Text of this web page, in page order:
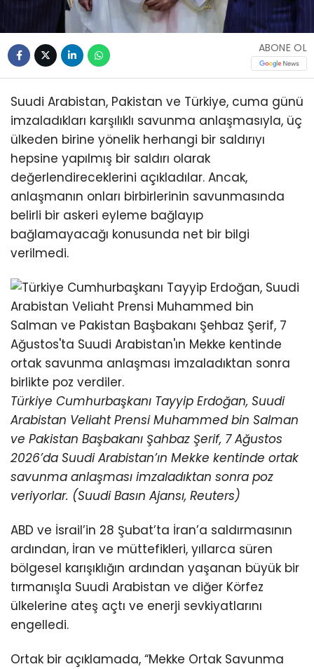
ABONE OL
Suudi Arabistan, Pakistan ve Türkiye, cuma günü
imzaladıkları karşılıklı savunma anlaşmasıyla, üç
ülkeden birine yönelik herhangi bir saldırıyı
hepsine yapılmış bir saldırı olarak
değerlendireceklerini açıkladılar. Ancak,
anlaşmanın onları birbirlerinin savunmasında
belirli bir askeri eyleme bağlayıp
bağlamayacağı konusunda net bir bilgi
verilmedi.
Türkiye Cumhurbaşkanı Tayyip Erdoğan, Suudi
Arabistan Veliaht Prensi Muhammed bin Salman
ve Pakistan Başbakanı Şahbaz Şerif, 7 Ağustos
2026’da Suudi Arabistan’ın Mekke kentinde ortak
savunma anlaşması imzaladıktan sonra poz
veriyorlar. (Suudi Basın Ajansı, Reuters)
ABD ve İsrail’in 28 Şubat’ta İran’a saldırmasının
ardından, İran ve müttefikleri, yıllarca süren
bölgesel karışıklığın ardından yaşanan büyük bir
tırmanışla Suudi Arabistan ve diğer Körfez
ülkelerine ateş açtı ve enerji sevkiyatlarını
engelledi.
Ortak bir açıklamada, “Mekke Ortak Savunma